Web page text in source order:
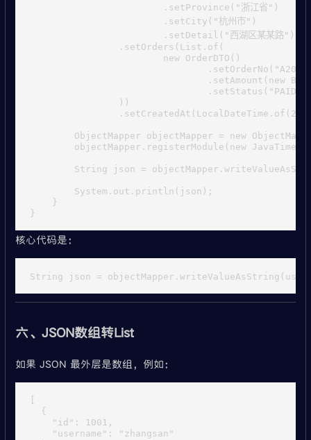
                        .setProvince("浙江省")
                        .setCity("杭州市")
                        .setDetail("西湖区某某路"))
                .setOrders(List.of(
                        new OrderDTO()
.setAmount(new
                                .setStatus("PAID")
                ))
ObjectMapper objectMapper = new
objectMapper.registerModule(new
String json =
        System.out.println(json);
    }
核心代码是：
六、JSON数组转List
如果 JSON 最外层是数组，例如：
[
  {
    "id": 1001,
    "username": "zhangsan"